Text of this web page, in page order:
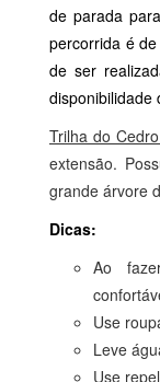
de parada
percorrida é
de ser
disponibilidade
Trilha do
extensão.
grande árvore
Dicas:
Ao
Use
Leve
Use